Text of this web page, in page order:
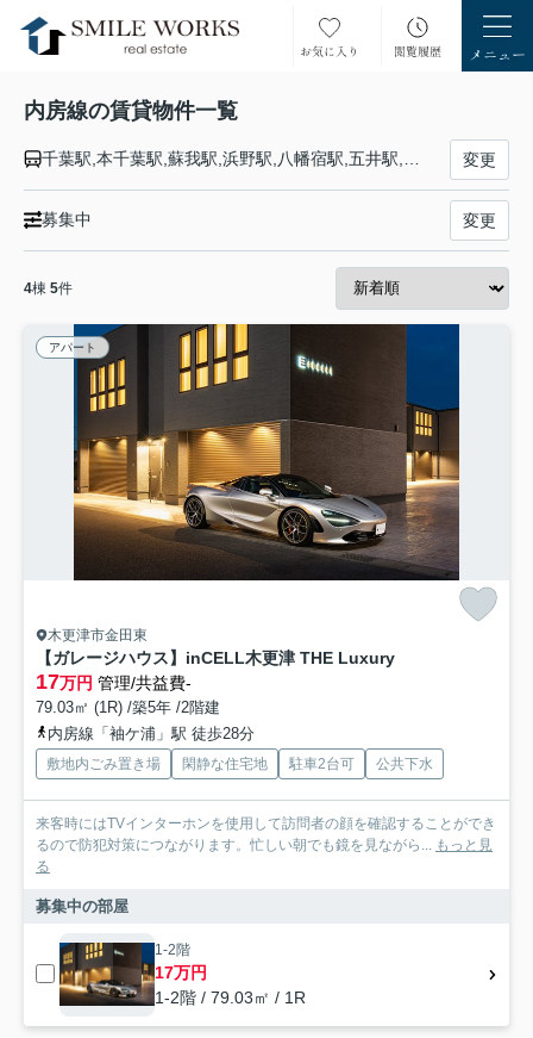
内房線の賃貸物件一覧
千葉駅,本千葉駅,蘇我駅,浜野駅,八幡宿駅,五井駅,姉ケ崎駅,長浦駅,袖ケ浦駅,巌根駅,木更津駅,君津駅,青堀駅,大貫駅,佐貫町駅,上総湊駅,竹岡駅,浜金谷駅,保田駅,安房勝山駅,岩井駅,富浦駅,那古船形駅,館山駅,九重駅,千倉駅,千歳駅,南三原駅,和田浦駅,江見駅,太海駅,安房鴨川駅 変更
募集中 変更
4棟 5件
アパート
木更津市金田東
【ガレージハウス】inCELL木更津 THE Luxury
17万円 管理/共益費-
79.03㎡ (1R) /築5年 /2階建
内房線「袖ケ浦」駅 徒歩28分
敷地内ごみ置き場 閑静な住宅地 駐車2台可 公共下水
来客時にはTVインターホンを使用して訪問者の顔を確認することができ
るので防犯対策につながります。忙しい朝でも鏡を見ながら...
もっと見
る
募集中の部屋
1-2階
17万円
1-2階 / 79.03㎡ / 1R